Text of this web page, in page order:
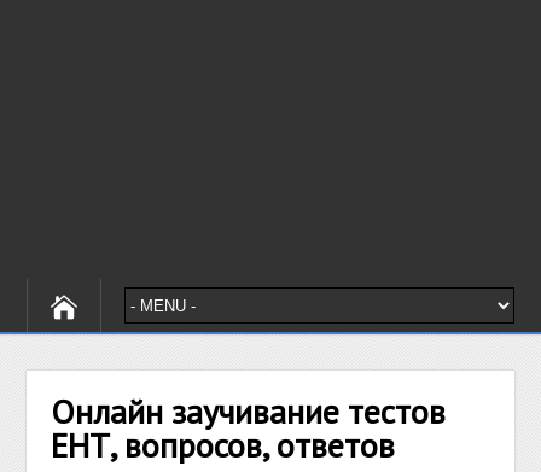
Онлайн заучивание тестов
ЕНТ, вопросов, ответов